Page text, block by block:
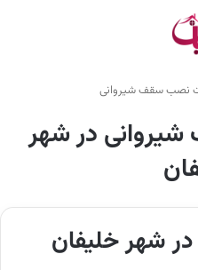
نصب سقف شیروانی
در شهر
شهر خلیفان